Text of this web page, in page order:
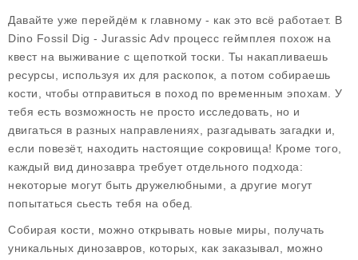
Давайте уже перейдём к главному - как это всё работает. В
Dino Fossil Dig - Jurassic Adv процесс геймплея похож на
квест на выживание с щепоткой тоски. Ты накапливаешь
ресурсы, используя их для раскопок, а потом собираешь
кости, чтобы отправиться в поход по временным эпохам. У
тебя есть возможность не просто исследовать, но и
двигаться в разных направлениях, разгадывать загадки и,
если повезёт, находить настоящие сокровища! Кроме того,
каждый вид динозавра требует отдельного подхода:
некоторые могут быть дружелюбными, а другие могут
попытаться сьесть тебя на обед.
Собирая кости, можно открывать новые миры, получать
уникальных динозавров, которых, как заказывал, можно